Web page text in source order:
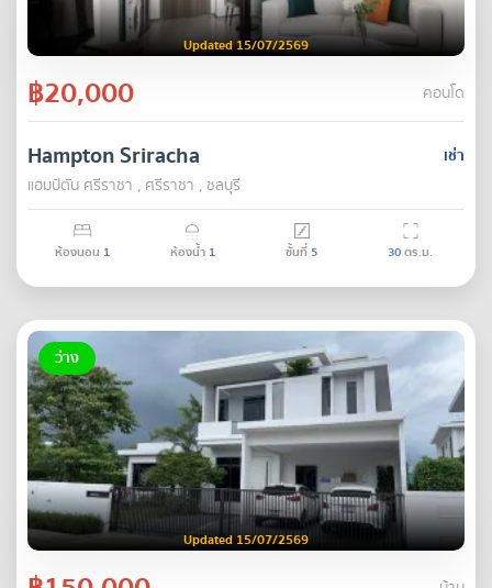
Updated 15/07/2569
฿20,000 คอนโด
เช่า
Hampton Sriracha
แฮมป์ตัน ศรีราชา , ศรีราชา , ชลบุรี
ห้องนอน 1 ห้องน้ำ 1 ชั้นที่5 30ตร.ม.
ว่าง
Updated 15/07/2569